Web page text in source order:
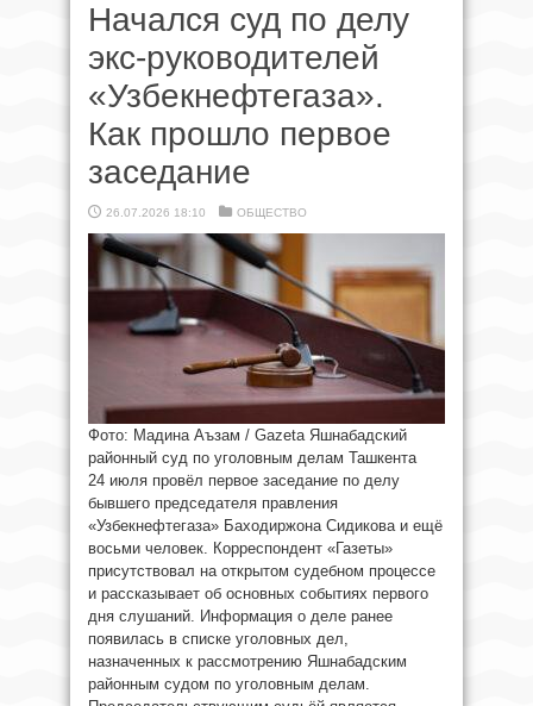
Начался суд по делу
экс-руководителей
«Узбекнефтегаза».
Как прошло первое
заседание
26.07.2026 18:10 ОБЩЕСТВО
Фото: Мадина Аъзам / Gazeta Яшнабадский
районный суд по уголовным делам Ташкента
24 июля провёл первое заседание по делу
бывшего председателя правления
«Узбекнефтегаза» Баходиржона Сидикова и ещё
восьми человек. Корреспондент «Газеты»
присутствовал на открытом судебном процессе
и рассказывает об основных событиях первого
дня слушаний. Информация о деле ранее
появилась в списке уголовных дел,
назначенных к рассмотрению Яшнабадским
районным судом по уголовным делам.